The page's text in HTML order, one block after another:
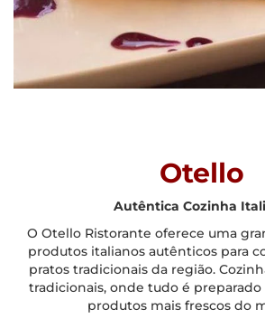
Otello
Autêntica Cozinha
O Otello Ristorante oferece uma
produtos italianos autênticos para
pratos tradicionais da região.
tradicionais, onde tudo é preparado
produtos mais frescos do